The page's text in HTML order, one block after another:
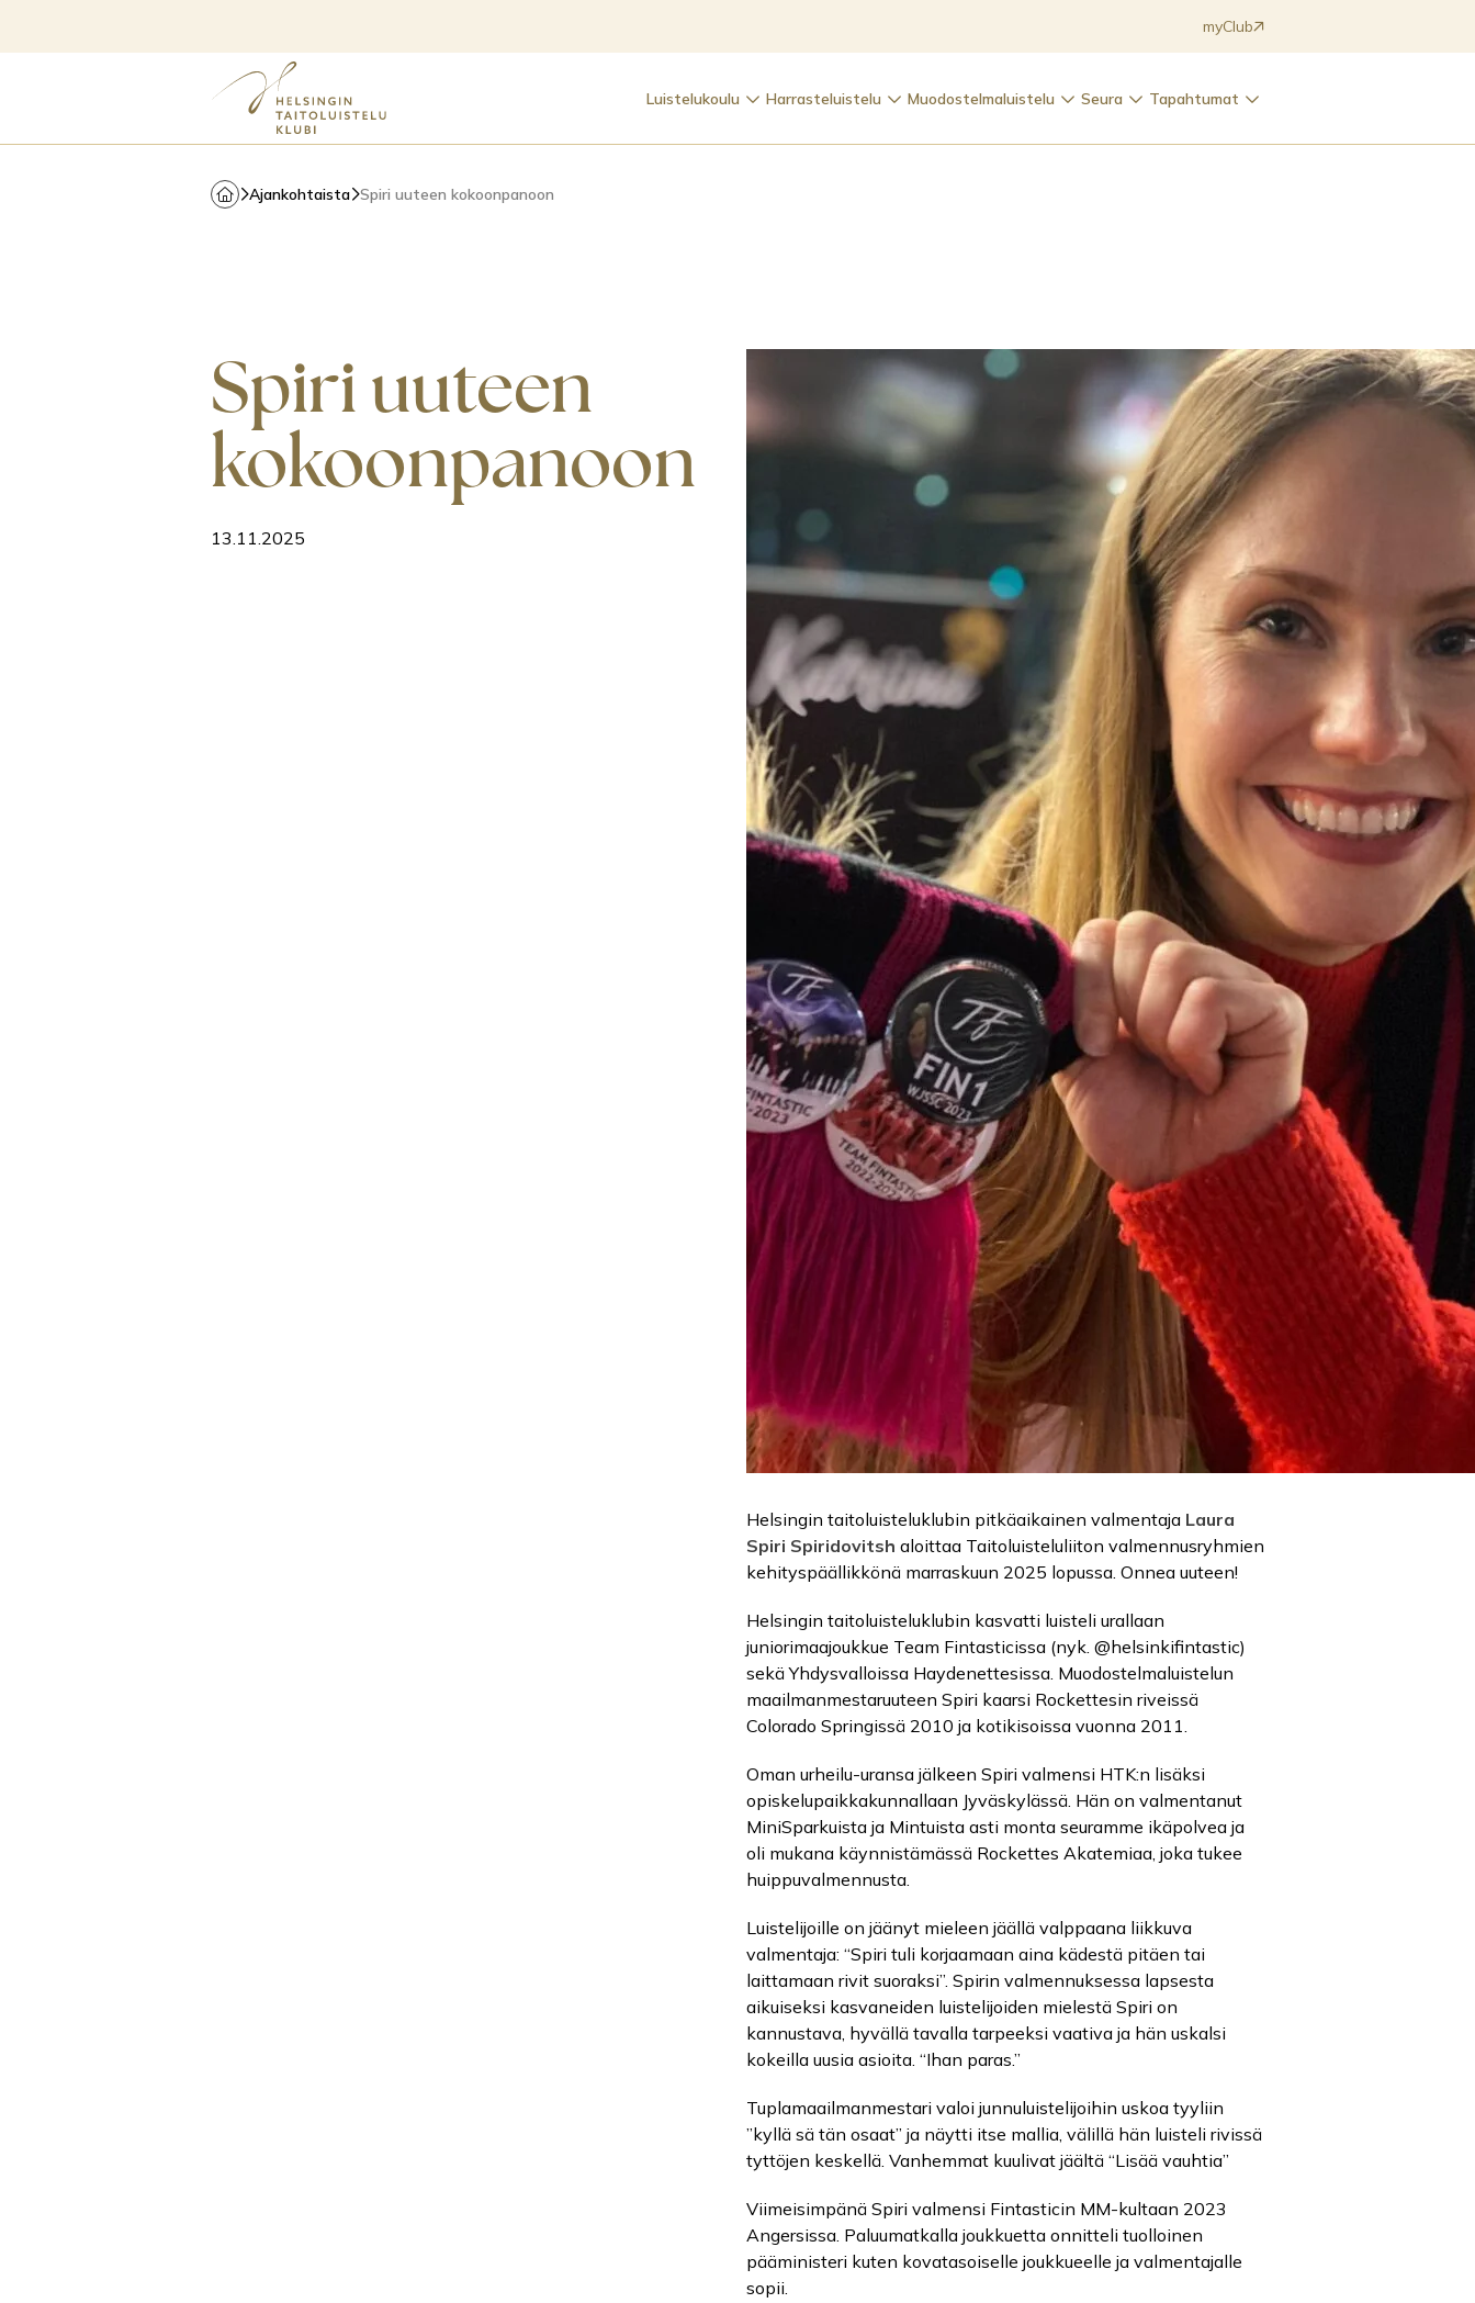
myClub
Luistelukoulu Harrasteluistelu Muodostelmaluistelu Seura Tapahtumat
Ajankohtaista Spiri uuteen kokoonpanoon
Spiri uuteen
kokoonpanoon
13.11.2025
Helsingin taitoluisteluklubin pitkäaikainen valmentaja Laura
Spiri Spiridovitsh aloittaa Taitoluisteluliiton valmennusryhmien
kehityspäällikkönä marraskuun 2025 lopussa. Onnea uuteen!
Helsingin taitoluisteluklubin kasvatti luisteli urallaan
juniorimaajoukkue Team Fintasticissa (nyk. @helsinkifintastic)
sekä Yhdysvalloissa Haydenettesissa. Muodostelmaluistelun
maailmanmestaruuteen Spiri kaarsi Rockettesin riveissä
Colorado Springissä 2010 ja kotikisoissa vuonna 2011.
Oman urheilu-uransa jälkeen Spiri valmensi HTK:n lisäksi
opiskelupaikkakunnallaan Jyväskylässä. Hän on valmentanut
MiniSparkuista ja Mintuista asti monta seuramme ikäpolvea ja
oli mukana käynnistämässä Rockettes Akatemiaa, joka tukee
huippuvalmennusta.
Luistelijoille on jäänyt mieleen jäällä valppaana liikkuva
valmentaja: “Spiri tuli korjaamaan aina kädestä pitäen tai
laittamaan rivit suoraksi”. Spirin valmennuksessa lapsesta
aikuiseksi kasvaneiden luistelijoiden mielestä Spiri on
kannustava, hyvällä tavalla tarpeeksi vaativa ja hän uskalsi
kokeilla uusia asioita. “Ihan paras.”
Tuplamaailmanmestari valoi junnuluistelijoihin uskoa tyyliin
”kyllä sä tän osaat” ja näytti itse mallia, välillä hän luisteli rivissä
tyttöjen keskellä. Vanhemmat kuulivat jäältä “Lisää vauhtia”
Viimeisimpänä Spiri valmensi Fintasticin MM-kultaan 2023
Angersissa. Paluumatkalla joukkuetta onnitteli tuolloinen
pääministeri kuten kovatasoiselle joukkueelle ja valmentajalle
sopii.